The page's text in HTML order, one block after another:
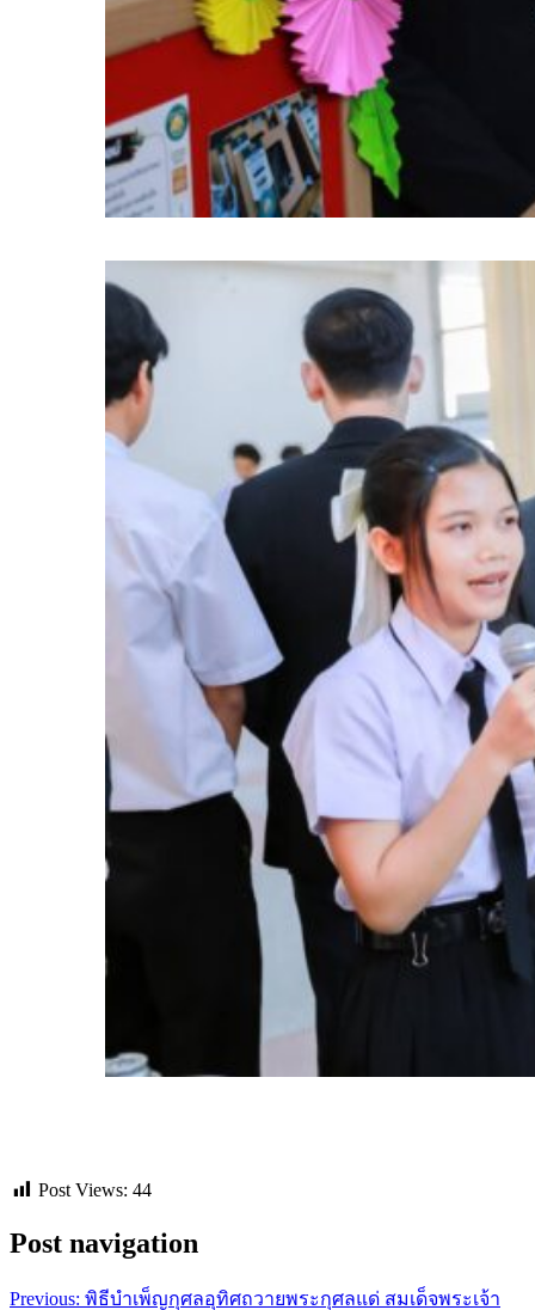
Post Views: 44
Post navigation
Previous: พิธีบำเพ็ญกุศลอุทิศถวายพระกุศลแด่ สมเด็จพระเจ้า